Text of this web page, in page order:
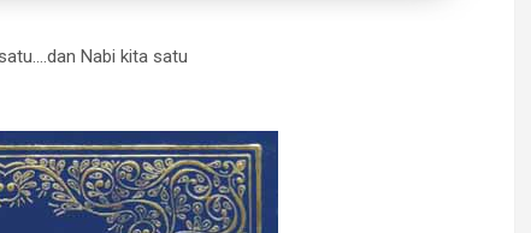
Nabi kita satu